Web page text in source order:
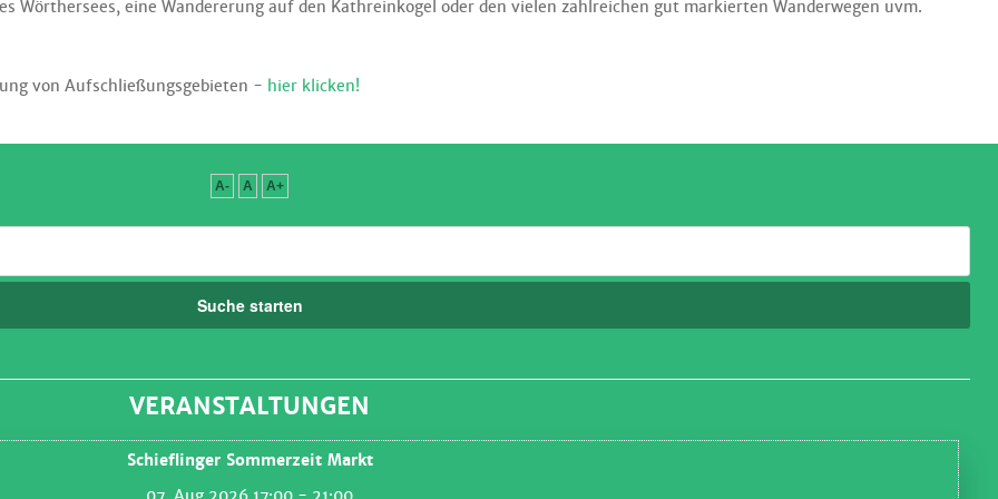
Wörthersees, eine Wandererung auf den Kathreinkogel oder den vielen zahlreichen gut markierten Wanderwegen uvm.
von Aufschließungsgebieten - hier klicken!
A- A A+
Suche starten
VERANSTALTUNGEN
Schieflinger Sommerzeit Markt